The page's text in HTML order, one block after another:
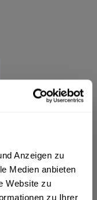
Anzeigen zu
Medien anbieten
Website zu
zu Ihrer